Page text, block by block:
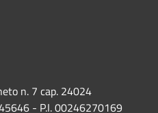
n. 7 cap. 24024
- P.I. 00246270169